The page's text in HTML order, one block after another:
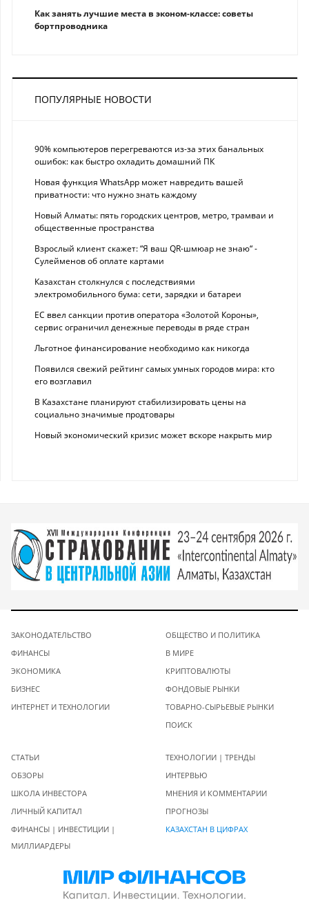
Как занять лучшие места в эконом-классе: советы
бортпроводника
ПОПУЛЯРНЫЕ НОВОСТИ
90% компьютеров перегреваются из-за этих банальных
ошибок: как быстро охладить домашний ПК
Новая функция WhatsApp может навредить вашей
приватности: что нужно знать каждому
Новый Алматы: пять городских центров, метро, трамваи и
общественные пространства
Взрослый клиент скажет: “Я ваш QR-шмюар не знаю“ -
Сулейменов об оплате картами
Казахстан столкнулся с последствиями
электромобильного бума: сети, зарядки и батареи
ЕС ввел санкции против оператора «Золотой Короны»,
сервис ограничил денежные переводы в ряде стран
Льготное финансирование необходимо как никогда
Появился свежий рейтинг самых умных городов мира: кто
его возглавил
В Казахстане планируют стабилизировать цены на
социально значимые продтовары
Новый экономический кризис может вскоре накрыть мир
ЗАКОНОДАТЕЛЬСТВО
ФИНАНСЫ
ЭКОНОМИКА
БИЗНЕС
ИНТЕРНЕТ И ТЕХНОЛОГИИ
ОБЩЕСТВО И ПОЛИТИКА
В МИРЕ
КРИПТОВАЛЮТЫ
ФОНДОВЫЕ РЫНКИ
ТОВАРНО-СЫРЬЕВЫЕ РЫНКИ
ПОИСК
СТАТЬИ
ОБЗОРЫ
ШКОЛА ИНВЕСТОРА
ЛИЧНЫЙ КАПИТАЛ
ФИНАНСЫ | ИНВЕСТИЦИИ |
МИЛЛИАРДЕРЫ
ТЕХНОЛОГИИ | ТРЕНДЫ
ИНТЕРВЬЮ
МНЕНИЯ И КОММЕНТАРИИ
ПРОГНОЗЫ
КАЗАХСТАН В ЦИФРАХ